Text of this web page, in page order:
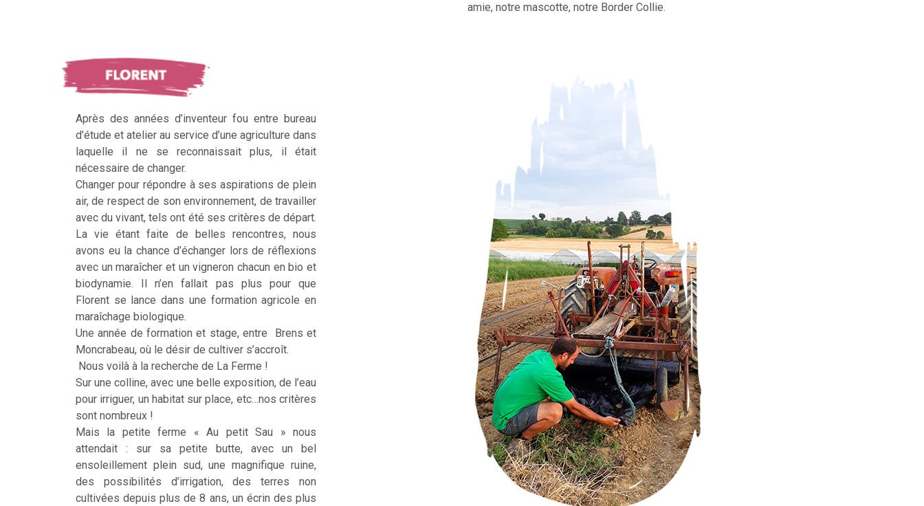
amie, notre mascotte, notre Border Collie.
Après des années d’inventeur fou entre bureau
d’étude et atelier au service d’une agriculture dans
laquelle il ne se reconnaissait plus, il était
nécessaire de changer.
Changer pour répondre à ses aspirations de plein
air, de respect de son environnement, de travailler
avec du vivant, tels ont été ses critères de départ.
La vie étant faite de belles rencontres, nous
avons eu la chance d’échanger lors de réflexions
avec un maraîcher et un vigneron chacun en bio et
biodynamie. Il n’en fallait pas plus pour que
Florent se lance dans une formation agricole en
maraîchage biologique.
Une année de formation et stage, entre Brens et
Moncrabeau, où le désir de cultiver s’accroît.
Nous voilà à la recherche de La Ferme !
Sur une colline, avec une belle exposition, de l’eau
pour irriguer, un habitat sur place, etc…nos critères
sont nombreux !
Mais la petite ferme « Au petit Sau » nous
attendait : sur sa petite butte, avec un bel
ensoleillement plein sud, une magnifique ruine,
des possibilités d’irrigation, des terres non
cultivées depuis plus de 8 ans, un écrin des plus